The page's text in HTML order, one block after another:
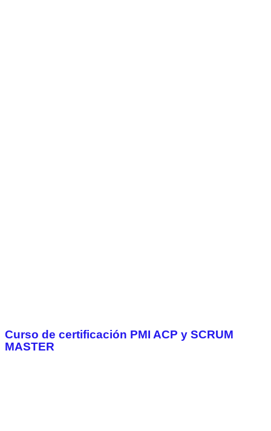
Curso de certificación PMI ACP y SCRUM
MASTER